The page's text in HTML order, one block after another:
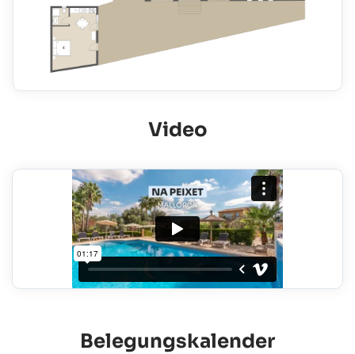
Video
Belegungskalender